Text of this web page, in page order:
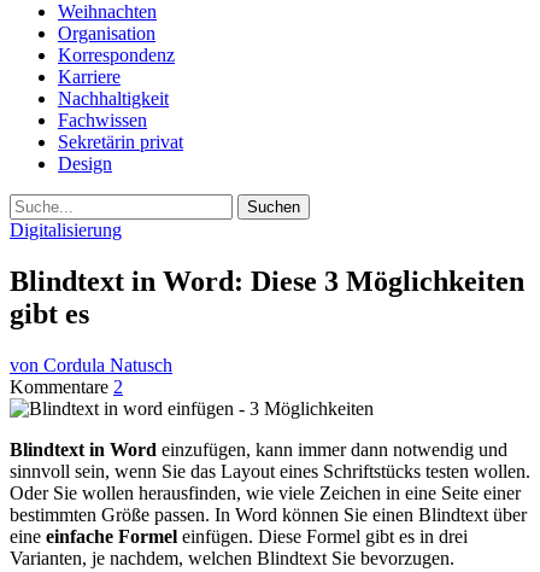
Weihnachten
Organisation
Korrespondenz
Karriere
Nachhaltigkeit
Fachwissen
Sekretärin privat
Design
Suche
Digitalisierung
Blindtext in Word: Diese 3 Möglichkeiten
gibt es
von Cordula Natusch
Kommentare 2
Blindtext in Word einzufügen, kann immer dann notwendig und
sinnvoll sein, wenn Sie das Layout eines Schriftstücks testen wollen.
Oder Sie wollen herausfinden, wie viele Zeichen in eine Seite einer
bestimmten Größe passen. In Word können Sie einen Blindtext über
eine einfache Formel einfügen. Diese Formel gibt es in drei
Varianten, je nachdem, welchen Blindtext Sie bevorzugen.